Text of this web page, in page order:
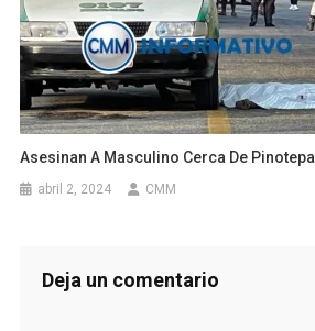
Asesinan A Masculino Cerca De Pinotepa
abril 2, 2024 CMM
Deja un comentario